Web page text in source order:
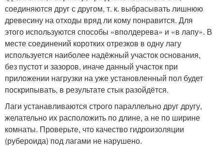
соединяются друг с другом, т. к. выбрасывать лишнюю
древесину на отходы вряд ли кому понравится. Для
этого используются способы «вполдерева» и «в лапу». В
месте соединений коротких отрезков в одну лагу
используется наиболее надёжный участок основания,
без пустот и зазоров, иначе данный участок при
приложении нагрузки на уже установленный пол будет
поскрипывать, в результате стык разойдётся.
Лаги устанавливаются строго параллельно друг другу,
желательно их расположить по длине, а не по ширине
комнаты. Проверьте, что качество гидроизоляции
(рубероида) под лагами не нарушено.